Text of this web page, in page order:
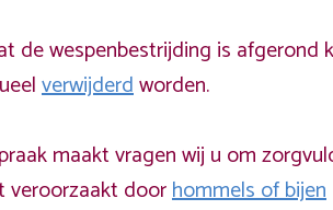
de wespenbestrijding is afgerond
verwijderdworden.
maakt vragen wij u om
veroorzaakt doorhommels of bijen